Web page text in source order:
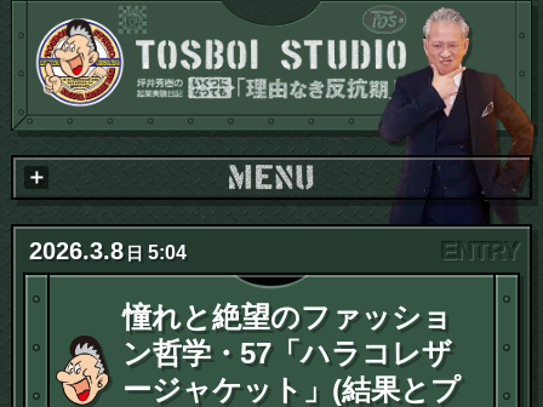
2026.3.8 日 5:04
憧れと絶望のファッショ
ン哲学・57「ハラコレザ
ージャケット」(結果とプ